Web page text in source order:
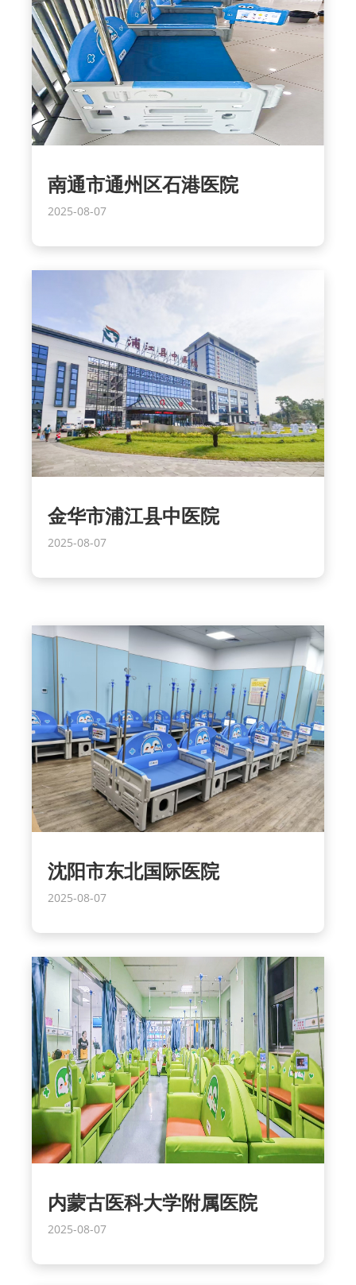
南通市通州区石港医院
2025-08-07
金华市浦江县中医院
2025-08-07
沈阳市东北国际医院
2025-08-07
内蒙古医科大学附属医院
2025-08-07